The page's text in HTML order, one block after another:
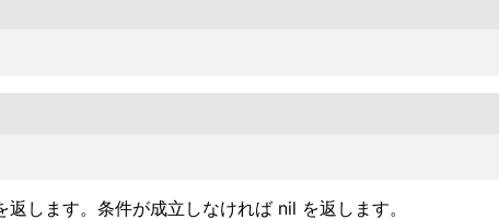
します。条件が成立しなければ nil を返します。